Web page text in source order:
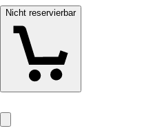
Nicht reservierbar